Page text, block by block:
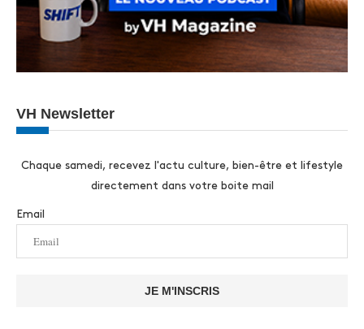
VH Newsletter
Chaque samedi, recevez l'actu culture, bien-être et lifestyle
directement dans votre boite mail
Email
JE M'INSCRIS